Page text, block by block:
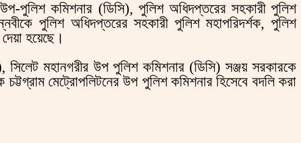
পুলিশ কমিশনার (ডিসি), পুলিশ অধিদপ্তরের সহকারী পুলিশ
পুলিশ অধিদপ্তরের সহকারী পুলিশ মহাপরিদর্শক, পুলিশ
হয়েছে।
মহানগরীর উপ পুলিশ কমিশনার (ডিসি) সঞ্জয় সরকারকে
মেট্রোপলিটনের উপ পুলিশ কমিশনার হিসেবে বদলি করা